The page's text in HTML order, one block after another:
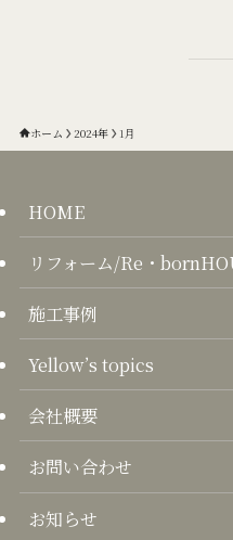
ホーム 2024年 1月
HOME
リフォーム/Re・
施工事例
Yellow’s topics
会社概要
お問い合わせ
お知らせ